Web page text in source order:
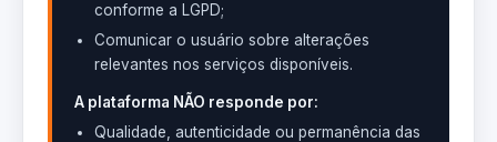
conforme a LGPD;
Comunicar o usuário sobre alterações
relevantes nos serviços disponíveis.
A plataforma NÃO responde por:
Qualidade, autenticidade ou permanência das